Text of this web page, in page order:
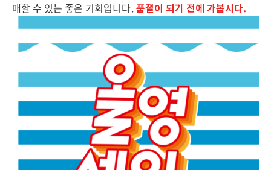
매할 수 있는 좋은 기회입니다.품절이 되기 전에 가봅시다.